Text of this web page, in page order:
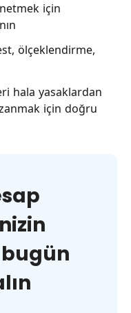
için
ölçeklendirme,
hala yasaklardan
için doğru